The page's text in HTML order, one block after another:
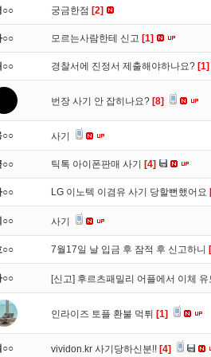
○○ 궁금한점 [2]
○○ 모르는사람한테 신고 [1]
○○ 경찰서에 진정서 제출해야하나요? [1]
번장 사기 안 잡히나요? [8]
○○ 사기
○○ 틱톡 아이폰판매 사기 [4]
○○ LG 이노텍 이겸유 사기 당할뻔했어요
○○ 사기
○○ 7월17일 날 입금 후 잠적 후 신고하니
○○ [신고] 후르츠패밀리 어플에서 이체 유
인라이즈 토플 환불 먹튀 [1]
○○ vividon.kr 사기당하신분!! [4]